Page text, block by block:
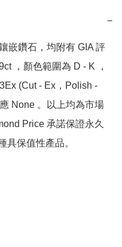
−
嵌鑽石，均附有 GIA 評
，顏色範圍為 D - K ，
(Cut - Ex，Polish -
None 。以上均為市場
Price 承諾保證永久
具保值性產品。